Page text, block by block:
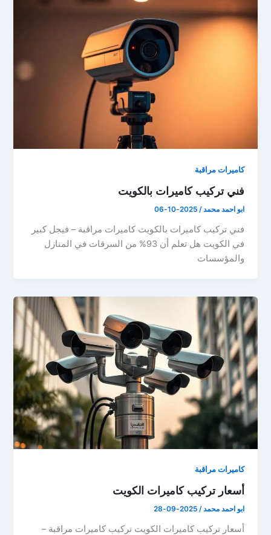
كاميرات مراقبة
فني تركيب كاميرات بالكويت
ابو احمد محمد/
2025-10-06
فني تركيب كاميرات بالكويت كاميرات مراقبة – فيجل كبير
في الكويت هل تعلم أن 93% من السرقات في المنازل
والمؤسسات
كاميرات مراقبة
أسعار تركيب كاميرات الكويت
ابو احمد محمد/
2025-09-28
أسعار تركيب كاميرات الكويت تركيب كاميرات مراقبة –